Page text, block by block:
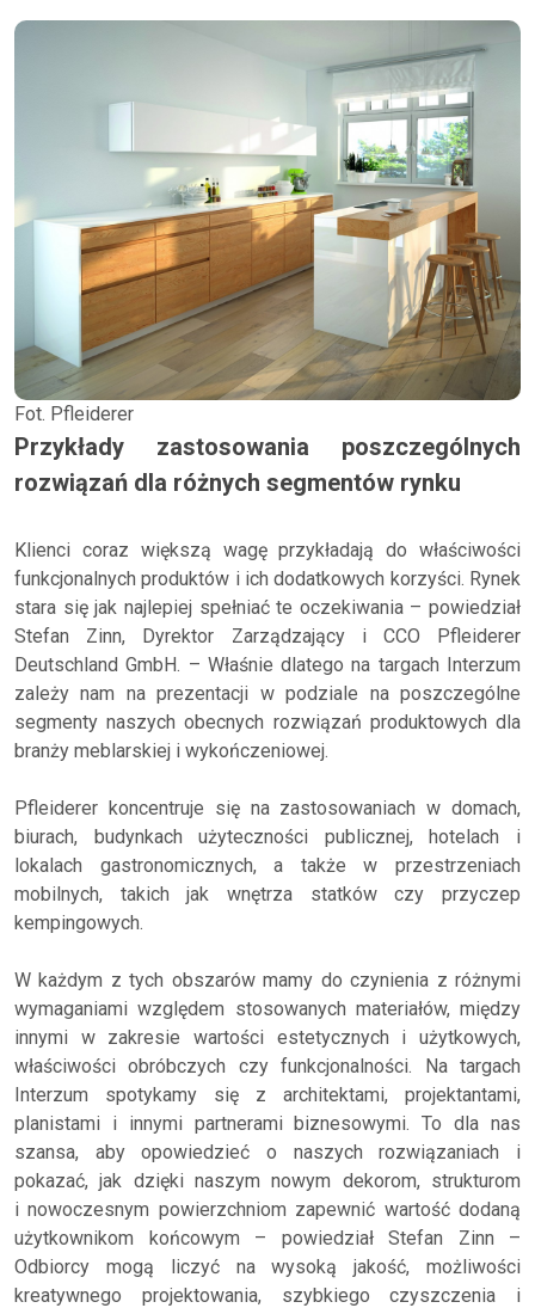
Fot. Pfleiderer
Przykłady zastosowania poszczególnych
rozwiązań dla różnych segmentów rynku
Klienci coraz większą wagę przykładają do właściwości
funkcjonalnych produktów i ich dodatkowych korzyści. Rynek
stara się jak najlepiej spełniać te oczekiwania – powiedział
Stefan Zinn, Dyrektor Zarządzający i CCO Pfleiderer
Deutschland GmbH. – Właśnie dlatego na targach Interzum
zależy nam na prezentacji w podziale na poszczególne
segmenty naszych obecnych rozwiązań produktowych dla
branży meblarskiej i wykończeniowej.
Pfleiderer koncentruje się na zastosowaniach w domach,
biurach, budynkach użyteczności publicznej, hotelach i
lokalach gastronomicznych, a także w przestrzeniach
mobilnych, takich jak wnętrza statków czy przyczep
kempingowych.
W każdym z tych obszarów mamy do czynienia z różnymi
wymaganiami względem stosowanych materiałów, między
innymi w zakresie wartości estetycznych i użytkowych,
właściwości obróbczych czy funkcjonalności. Na targach
Interzum spotykamy się z architektami, projektantami,
planistami i innymi partnerami biznesowymi. To dla nas
szansa, aby opowiedzieć o naszych rozwiązaniach i
pokazać, jak dzięki naszym nowym dekorom, strukturom
i nowoczesnym powierzchniom zapewnić wartość dodaną
użytkownikom końcowym – powiedział Stefan Zinn –
Odbiorcy mogą liczyć na wysoką jakość, możliwości
kreatywnego projektowania, szybkiego czyszczenia i